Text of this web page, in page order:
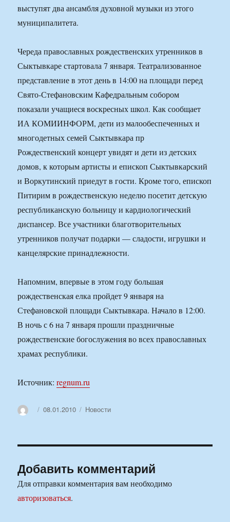
выступят два ансамбля духовной музыки из этого
муниципалитета.
Череда православных рождественских утренников в
Сыктывкаре стартовала 7 января. Театрализованное
представление в этот день в 14:00 на площади перед
Свято-Стефановским Кафедральным собором
показали учащиеся воскресных школ. Как сообщает
ИА КОМИИНФОРМ, дети из малообеспеченных и
многодетных семей Сыктывкара пр
Рождественский концерт увидят и дети из детских
домов, к которым артисты и епископ Сыктывкарский
и Воркутинский приедут в гости. Кроме того, епископ
Питирим в рождественскую неделю посетит детскую
республиканскую больницу и кардиологический
диспансер. Все участники благотворительных
утренников получат подарки — сладости, игрушки и
канцелярские принадлежности.
Напомним, впервые в этом году большая
рождественская елка пройдет 9 января на
Стефановской площади Сыктывкара. Начало в 12:00.
В ночь с 6 на 7 января прошли праздничные
рождественские богослужения во всех православных
храмах республики.
Источник:regnum.ru
АвторОпубликовано
08.01.2010 Рубрики
Новости
Добавить комментарий
Для отправки комментария вам необходимо
авторизоваться.